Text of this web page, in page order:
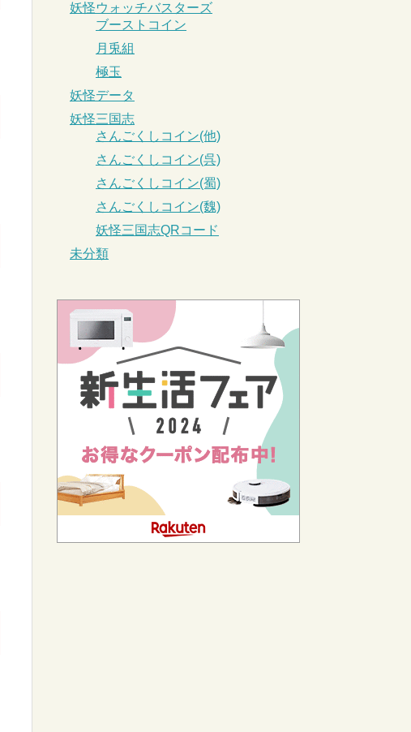
妖怪ウォッチバスターズ
ブーストコイン
月兎組
極玉
妖怪データ
妖怪三国志
さんごくしコイン(他)
さんごくしコイン(呉)
さんごくしコイン(蜀)
さんごくしコイン(魏)
妖怪三国志QRコード
未分類